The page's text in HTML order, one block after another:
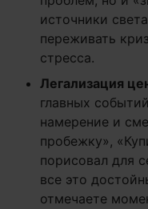
источники
переживать
стресса.
Легализация
главных
намерение и
пробежку»,
порисовал для
все это
отмечаете